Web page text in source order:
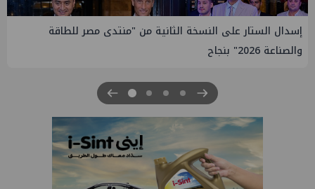
إيني تعين مديراً جديد لها في مصر